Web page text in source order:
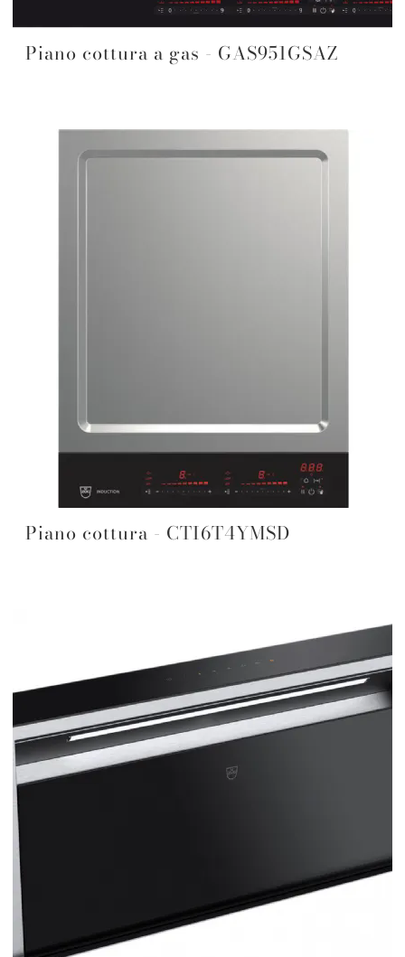
Piano cottura a gas - GAS951GSAZ
Piano cottura - CTI6T4YMSD